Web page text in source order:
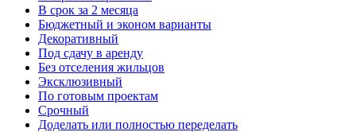
В срок за 2 месяца
Бюджетный и эконом варианты
Декоративный
Под сдачу в аренду
Без отселения жильцов
Эксклюзивный
По готовым проектам
Срочный
Доделать или полностью переделать